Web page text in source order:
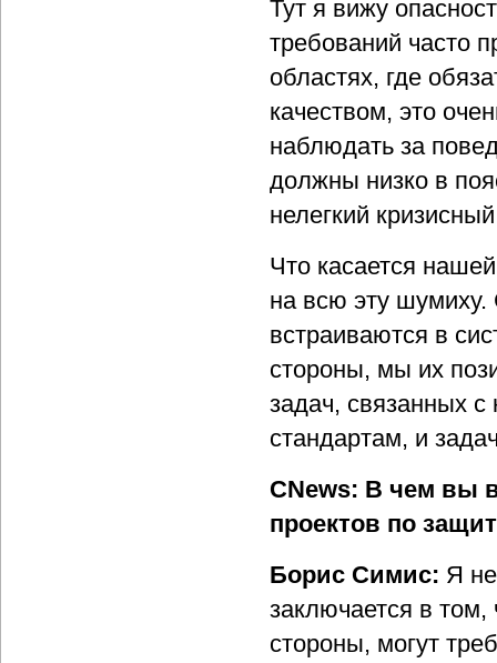
Тут я вижу
требований часто
областях, где
качеством, это
наблюдать за
должны низко в
нелегкий
Что касается
на всю эту
встраиваются в
стороны, мы их
задач, связанных
стандартам, и
CNews: В чем вы
проектов по
Борис Симис: Я
заключается в
стороны, могут